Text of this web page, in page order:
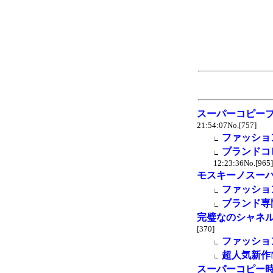
スーパーコピー
21:54:07No.[757]
∟ ファッシ
∟ ブランド
12:23:36No.[965]
モスキーノスー
∟ ファッシ
∟ ブランド
完璧なのシャネ
[370]
∟ ファッシ
∟ 超人気新作
スーパーコピー